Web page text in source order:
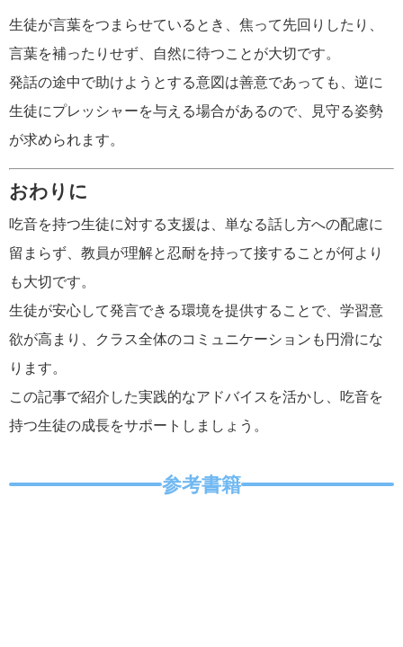
生徒が言葉をつまらせているとき、焦って先回りしたり、
言葉を補ったりせず、自然に待つことが大切です。
発話の途中で助けようとする意図は善意であっても、逆に
生徒にプレッシャーを与える場合があるので、見守る姿勢
が求められます。
おわりに
吃音を持つ生徒に対する支援は、単なる話し方への配慮に
留まらず、教員が理解と忍耐を持って接することが何より
も大切です。
生徒が安心して発言できる環境を提供することで、学習意
欲が高まり、クラス全体のコミュニケーションも円滑にな
ります。
この記事で紹介した実践的なアドバイスを活かし、吃音を
持つ生徒の成長をサポートしましょう。
参考書籍